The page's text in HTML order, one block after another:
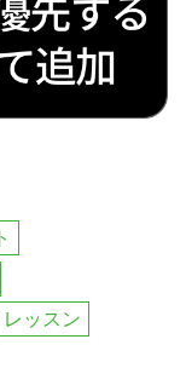
レッスン